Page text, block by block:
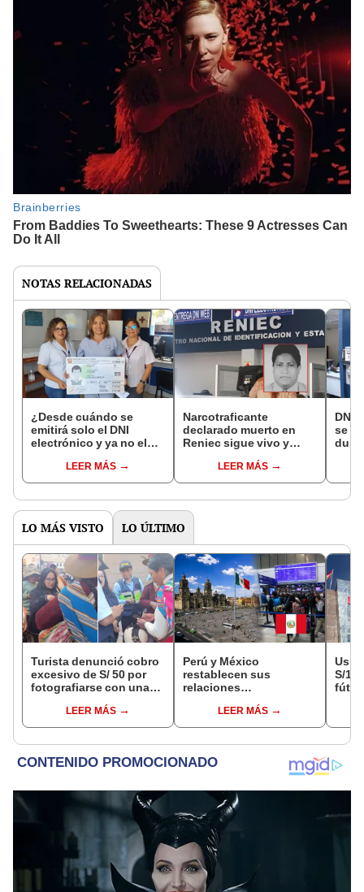
NOTAS RELACIONADAS
¿Desde cuándo se
emitirá solo el DNI
electrónico y ya no el
LEER MÁS
Narcotraficante
declarado muerto en
Reniec sigue vivo y
LEER MÁS
DNI
se
LO MÁS VISTO LO ÚLTIMO
Turista denunció cobro
excesivo de S/ 50 por
fotografiarse con una
Serenazgo recuperó el
dinero
LEER MÁS
Perú y México
restablecen sus
relaciones
anulan los visados?
LEER MÁS
S/